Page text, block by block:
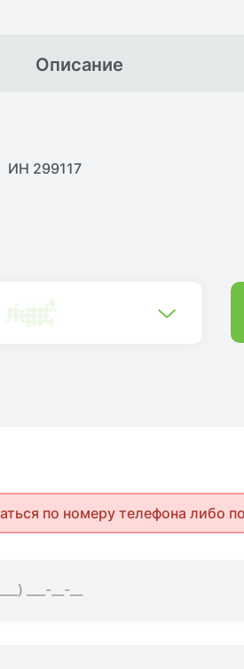
Описание
ИН 299117
по номеру телефона либо